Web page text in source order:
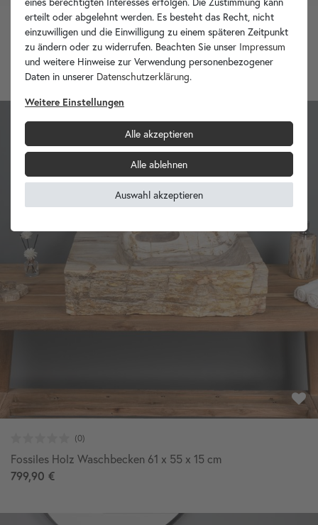
Fossiles Holz Waschbecken natürlich 65x39x15 cm
799,90 €
Fossiles Holz Waschbecken 61 x 55 x 15 cm
799,90 €
erteilt oder abgelehnt werden. Es besteht das Recht, nicht
einzuwilligen und die Einwilligung zu einem späteren Zeitpunkt
zu ändern oder zu widerrufen. Beachten Sie unser Impressum
und weitere Hinweise zur Verwendung personenbezogener
Daten in unserer Daten­schutz­erklärung.
Weitere Einstellungen
Alle akzeptieren
Alle ablehnen
Auswahl akzeptieren